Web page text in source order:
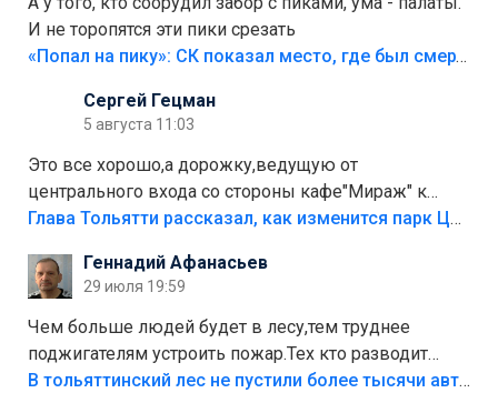
И не торопятся эти пики срезать
«Попал на пику»: СК показал место, где был смертельно травмирован ребенок в Тольятти
Сергей Гецман
5 августа 11:03
Это все хорошо,а дорожку,ведущую от
центрального входа со стороны кафе"Мираж" к
аттракционам слабо доделать?А то бордюры
лежала в парке и испортилась.Да еще,видимо,часть
украли.
Глава Тольятти рассказал, как изменится парк Центрального района
Геннадий Афанасьев
29 июля 19:59
Чем больше людей будет в лесу,тем труднее
поджигателям устроить пожар.Тех кто разводит
костры,тех надо безбожно штрафовать.Камер полно
В тольяттинский лес не пустили более тысячи автомобилей